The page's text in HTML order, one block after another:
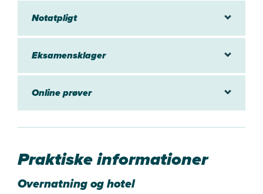
Notatpligt
Eksamensklager
Online prøver
Praktiske informationer
Overnatning og hotel